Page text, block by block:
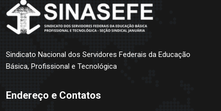
Sindicato Nacional dos Servidores Federais da Educação
Básica, Profissional e Tecnológica
Endereço e Contatos